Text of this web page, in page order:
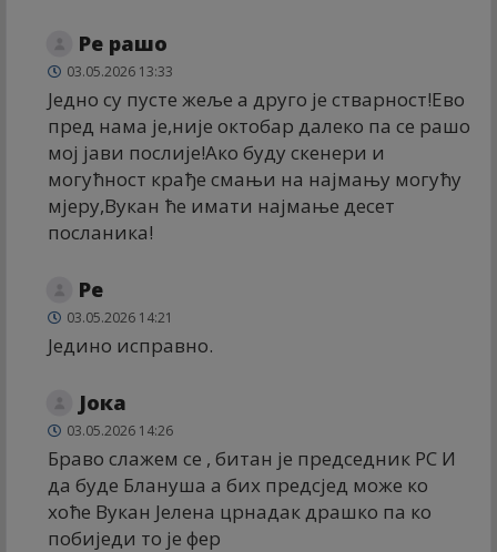
Ре рашо
03.05.2026 13:33
Једно су пусте жеље а друго је стварност!Ево
пред нама је,није октобар далеко па се рашо
мој јави послије!Ако буду скенери и
могућност крађе смањи на најмању могућу
мјеру,Вукан ће имати најмање десет
посланика!
Ре
03.05.2026 14:21
Једино исправно.
Јока
03.05.2026 14:26
Браво слажем се , битан је председник РС И
да буде Блануша а бих предсјед може ко
хоће Вукан Јелена црнадак драшко па ко
побиједи то је фер